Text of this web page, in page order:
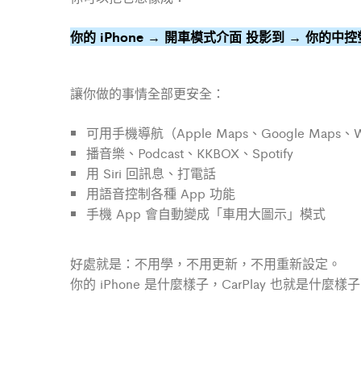
你的 iPhone → 開車模式介面 投影到 → 你的中控
讓你做的事情全部更安全：
可用手機導航（Apple Maps、Google Maps、
播音樂、Podcast、KKBOX、Spotify
用 Siri 回訊息、打電話
用語音控制各種 App 功能
手機 App 會自動變成「車用大圖示」模式
好處就是：不用學，不用更新，不用重新設定。
你的 iPhone 是什麼樣子，CarPlay 也就是什麼樣子